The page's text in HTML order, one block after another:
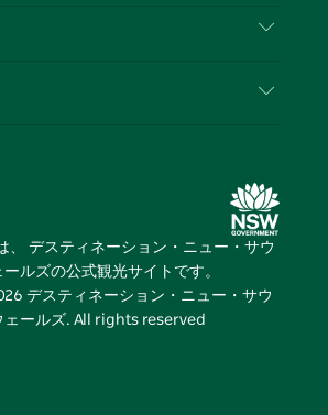
通知
ス
ョン・ニュー・サウス・ウェール
ター
ニー
、 デスティネーション・ニュー・サウ
ールズの公式観光サイトです。
デスティネーション・ニュー・サウ
ェールズ. All rights reserved